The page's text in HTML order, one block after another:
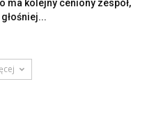
ma kolejny ceniony zespół,